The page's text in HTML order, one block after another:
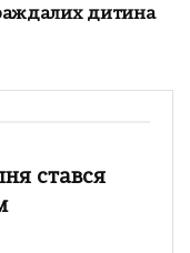
дитина
стався